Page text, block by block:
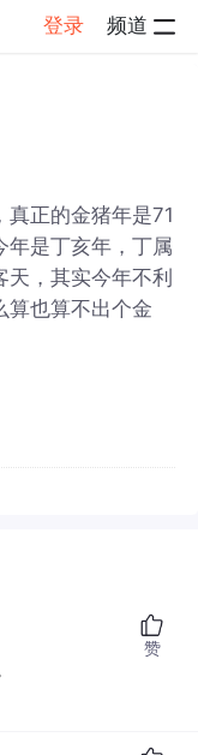
登录 频道
正的金猪年是71
年是丁亥年，丁属
天，其实今年不利
算也算不出个金
赞